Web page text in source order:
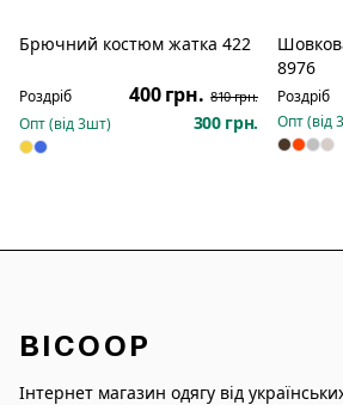
Брючний костюм жатка 422
Роздріб 400 грн. 810 грн.
Опт (від3шт) 300 грн.
8976
Роздріб
Опт (від3
BICOOP
Інтернет магазин одягу від